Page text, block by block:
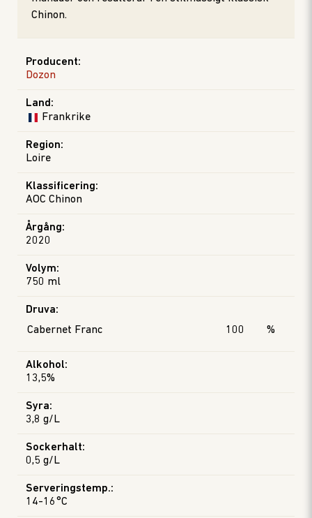
Chinon.
Producent:
Dozon
Land :
Frankrike
Region:
Loire
Klassificering:
AOC Chinon
Årgång:
2020
Volym:
750 ml
Druva:
Cabernet Franc
100 %
Alkohol:
13,5%
Syra:
3,8 g/L
Sockerhalt:
0,5 g/L
Serveringstemp.:
14-16°C